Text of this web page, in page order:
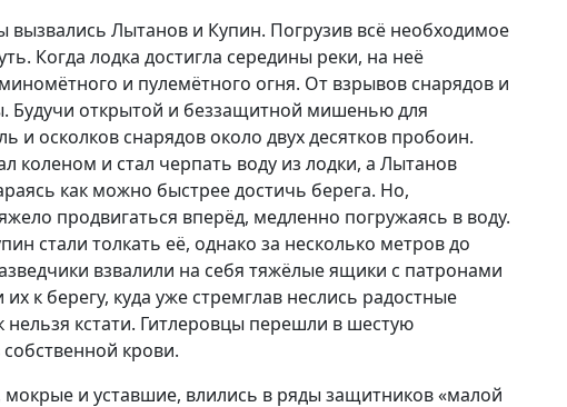
вызвались Лытанов и Купин. Погрузив всё необходимое
Когда лодка достигла середины реки, на неё
и пулемётного огня. От взрывов снарядов и
Будучи открытой и беззащитной мишенью для
и осколков снарядов около двух десятков пробоин.
коленом и стал черпать воду из лодки, а Лытанов
как можно быстрее достичь берега. Но,
продвигаться вперёд, медленно погружаясь в воду.
стали толкать её, однако за несколько метров до
взвалили на себя тяжёлые ящики с патронами
к берегу, куда уже стремглав неслись радостные
кстати. Гитлеровцы перешли в шестую
собственной крови.
мокрые и уставшие, влились в ряды защитников «малой